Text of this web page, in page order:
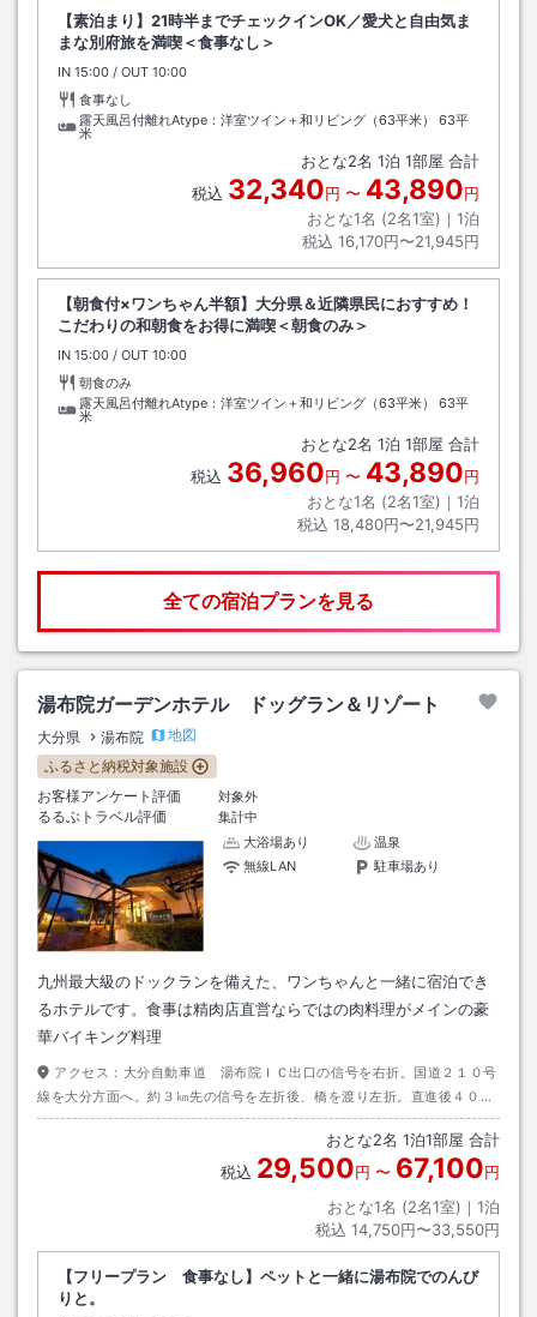
【素泊まり】21時半までチェックインOK／愛犬と自由気ま
まな別府旅を満喫＜食事なし＞
IN チェックイン
15:00 / OUT チェックアウト
10:00
食事なし
露天風呂付離れAtype：洋室ツイン＋和リビング（63平米）
63平
米
おとな2名 1泊 1部屋 合計
税込 32,340円 〜 43,890円
おとな1名 (2名1室)｜ 1泊
税込 16,170円〜21,945円
【朝食付×ワンちゃん半額】大分県＆近隣県民におすすめ！
こだわりの和朝食をお得に満喫＜朝食のみ＞
IN チェックイン
15:00 / OUT チェックアウト
10:00
朝食のみ
露天風呂付離れAtype：洋室ツイン＋和リビング（63平米）
63平
米
おとな2名 1泊 1部屋 合計
税込 36,960円 〜 43,890円
おとな1名 (2名1室)｜ 1泊
税込 18,480円〜21,945円
全ての宿泊プランを見る
湯布院ガーデンホテル ドッグラン＆リゾート
大分県 湯布院
地図
ふるさと納税対象施設
お客様アンケート評価
対象外
るるぶトラベル評価
集計中
大浴場あり
温泉
無線LAN
駐車場あり
九州最大級のドックランを備えた、ワンちゃんと一緒に宿泊でき
るホテルです。食事は精肉店直営ならではの肉料理がメインの豪
華バイキング料理
アクセス： 大分自動車道 湯布院ＩＣ出口の信号を右折。国道２１０号
線を大分方面へ。約３㎞先の信号を左折後、橋を渡り左折。直進後４００
ｍ右側
おとな2名 1泊1部屋 合計
税込 29,500円 〜 67,100円
おとな1名 (2名1室)｜ 1泊
税込 14,750円〜33,550円
【フリープラン 食事なし】ペットと一緒に湯布院でのんび
りと。